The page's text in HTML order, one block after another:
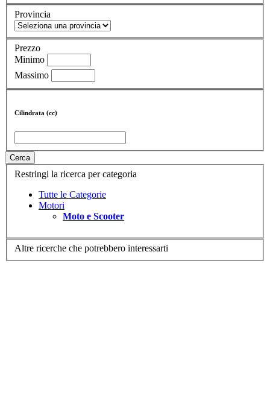
Provincia
Prezzo
Minimo
Massimo
Cilindrata (cc)
Cerca
Restringi la ricerca per categoria
Tutte le Categorie
Motori
Moto e Scooter
Altre ricerche che potrebbero interessarti